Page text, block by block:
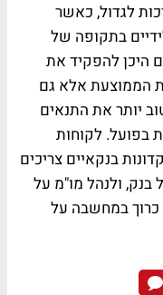
לגדול, כאשר
בתקופה של
היכן להפקיד את
הממוצעת אלא גם
יותר את התנאים
בפועל. לקוחות
בנקאיים צריכים
ולנהל מו"מ על
במחשבה על